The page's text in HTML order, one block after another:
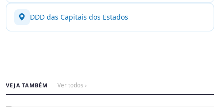
DDD das Capitais dos Estados
VEJA TAMBÉM Ver todos ›